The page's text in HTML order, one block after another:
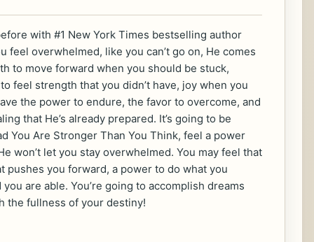
with #1 New York Times bestselling author
feel overwhelmed, like you can’t go on, He comes
to move forward when you should be stuck,
feel strength that you didn’t have, joy when you
the power to endure, the favor to overcome, and
that He’s already prepared. It’s going to be
You Are Stronger Than You Think, feel a power
won’t let you stay overwhelmed. You may feel that
pushes you forward, a power to do what you
are able. You’re going to accomplish dreams
the fullness of your destiny!